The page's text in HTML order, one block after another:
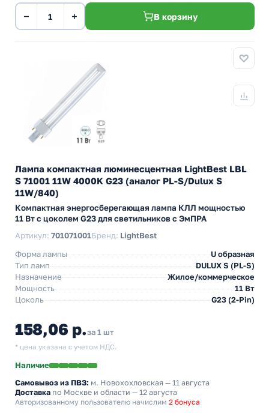
− + В корзину
Лампа компактная люминесцентная LightBest LBL
S 71001 11W 4000K G23 (аналог PL-S/Dulux S
11W/840)
Компактная энергосберегающая лампа КЛЛ мощностью
11 Вт с цоколем G23 для светильников с ЭмПРА
Артикул: 701071001Бренд: LightBest
Форма лампы
U образная
Тип ламп
DULUX S (PL-S)
Назначение
Жилое/коммерческое
Мощность
11 Вт
Цоколь
G23 (2-Pin)
158,06 р.за 1 шт
* цена указана с учетом НДС.
Наличие
Самовывоз из ПВЗ: м. Новохохловская — 11 августа
Доставка по Москве и области — 12 августа
Авторизованному пользователю начислим 2 бонуса